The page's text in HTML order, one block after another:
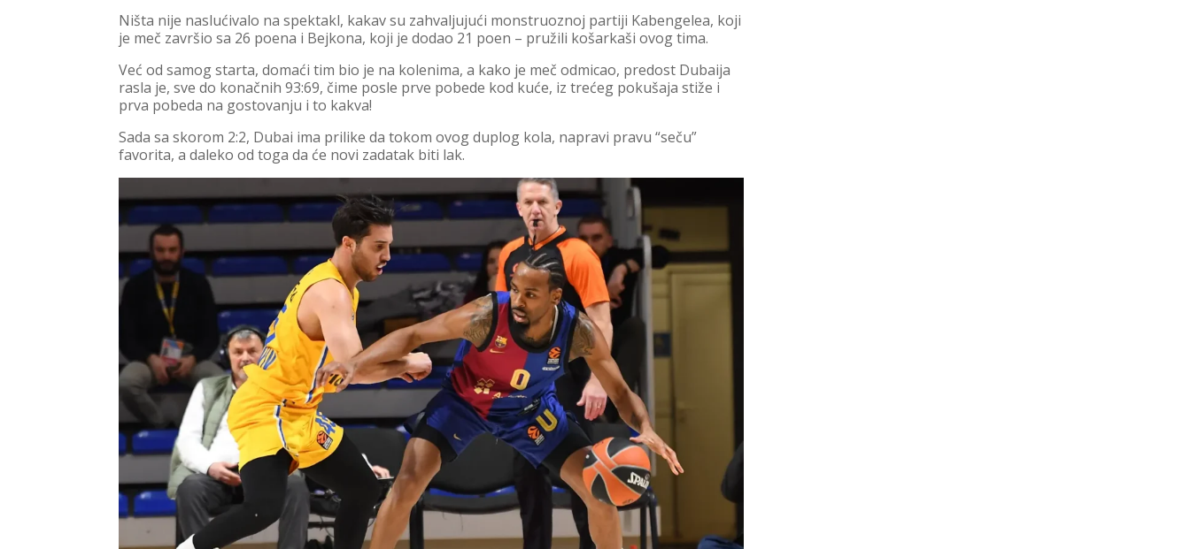
Ništa nije naslućivalo na spektakl, kakav su zahvaljujući monstruoznoj partiji Kabengelea, koji
je meč završio sa 26 poena i Bejkona, koji je dodao 21 poen – pružili košarkaši ovog tima.
Već od samog starta, domaći tim bio je na kolenima, a kako je meč odmicao, predost Dubaija
rasla je, sve do konačnih 93:69, čime posle prve pobede kod kuće, iz trećeg pokušaja stiže i
prva pobeda na gostovanju i to kakva!
Sada sa skorom 2:2, Dubai ima prilike da tokom ovog duplog kola, napravi pravu “seču”
favorita, a daleko od toga da će novi zadatak biti lak.